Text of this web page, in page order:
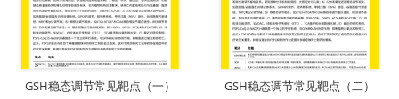
下载
GSH稳态调节常见靶点（一） 下载
GSH稳态调节常见靶点（二）